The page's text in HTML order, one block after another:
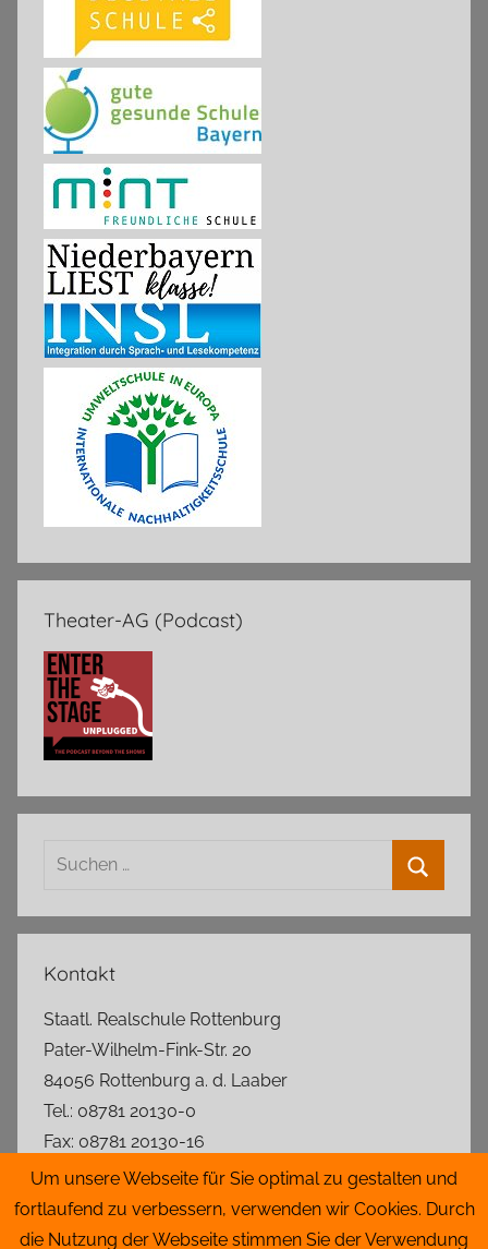
Theater-AG (Podcast)
Suchen
Kontakt
Staatl. Realschule Rottenburg
Pater-Wilhelm-Fink-Str. 20
84056 Rottenburg a. d. Laaber
Tel.: 08781 20130-0
Fax: 08781 20130-16
rs.rottenburg@t-online.de
Lageplan
Um unsere Webseite für Sie optimal zu gestalten und
fortlaufend zu verbessern, verwenden wir Cookies. Durch
die Nutzung der Webseite stimmen Sie der Verwendung